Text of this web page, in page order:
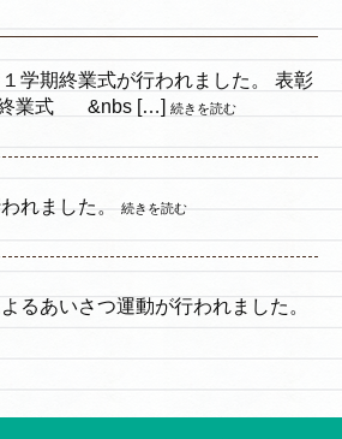
学期終業式が行われました。 表彰
式 &nbs […] 続きを読む
れました。 続きを読む
るあいさつ運動が行われました。